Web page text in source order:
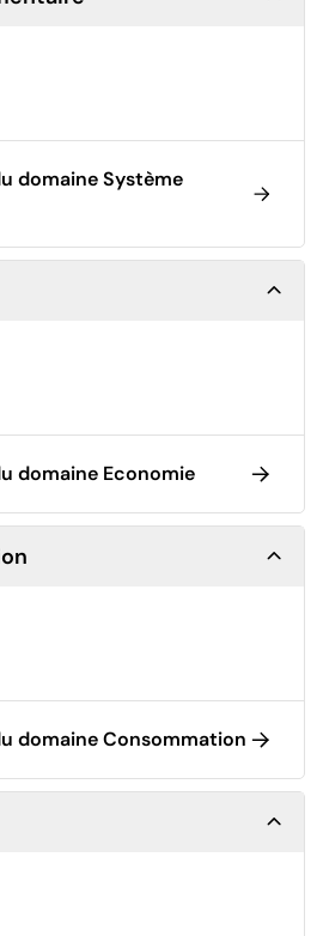
domaine Système
domaine Economie
domaine Consommation